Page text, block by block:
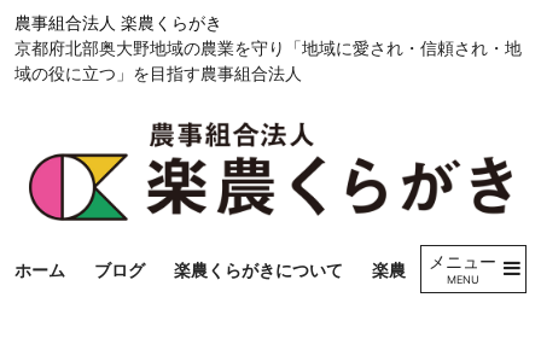
コンテンツへ
ナビゲーションへ
ホームへ
農事組合法人 楽農くらがき
京都府北部奥大野地域の農業を守り「地域に愛され・信頼され・地
域の役に立つ」を目指す農事組合法人
ホーム ブログ 楽農くらがきについて 楽農くらがきの方針
メニュー
MENU